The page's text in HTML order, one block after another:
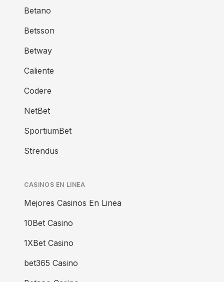
Betano
Betsson
Betway
Caliente
Codere
NetBet
SportiumBet
Strendus
CASINOS EN LINEA
Mejores Casinos En Linea
10Bet Casino
1XBet Casino
bet365 Casino